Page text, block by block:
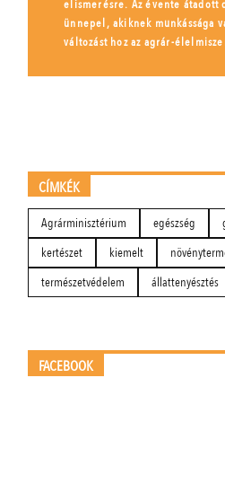
elismerésre. Az évente átadott
ünnepel, akiknek munkássága
változást hoz az agrár-
CÍMKÉK
Agrárminisztérium egészség
kertészet
kiemelt
természetvédelem
állattenyésztés
FACEBOOK